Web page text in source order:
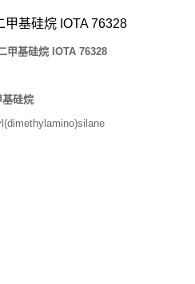
甲基硅烷 IOTA 76328
甲基硅烷 IOTA 76328
基硅烷